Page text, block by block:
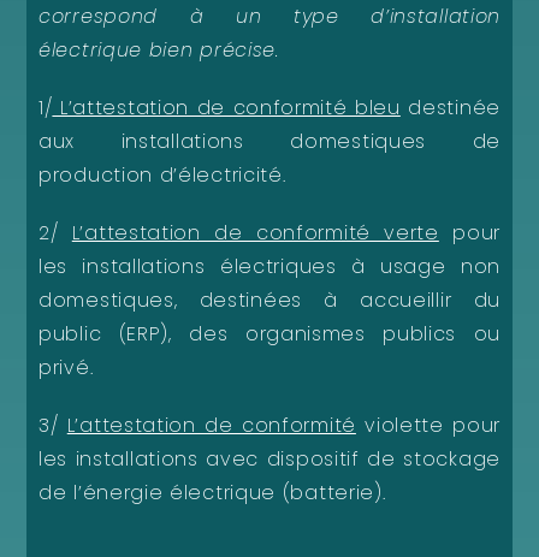
correspond à un type d’installation
électrique bien précise.
1/ L’attestation de conformité bleu destinée
aux installations domestiques de
production d’électricité.
2/ L’attestation de conformité verte pour
les installations électriques à usage non
domestiques, destinées à accueillir du
public (ERP), des organismes publics ou
privé.
3/ L’attestation de conformité violette pour
les installations avec dispositif de stockage
de l’énergie électrique (batterie).